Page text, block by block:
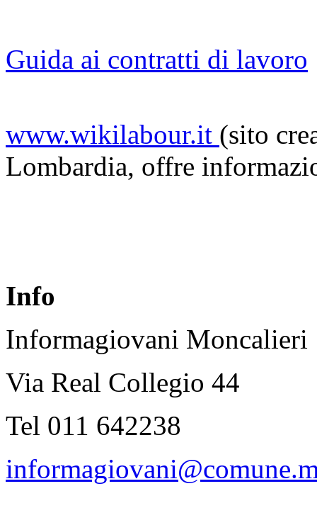
Guida ai contratti di lavoro
www.wikilabour.it (sito
Lombardia, offre
Info
Informagiovani Moncalieri
Via Real Collegio 44
Tel 011 642238